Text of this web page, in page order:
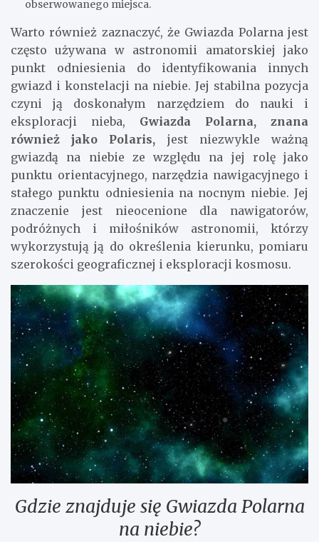
obserwowanego miejsca.
Warto również zaznaczyć, że Gwiazda Polarna jest
często używana w astronomii amatorskiej jako
punkt odniesienia do identyfikowania innych
gwiazd i konstelacji na niebie. Jej stabilna pozycja
czyni ją doskonałym narzędziem do nauki i
eksploracji nieba, Gwiazda Polarna, znana
również jako Polaris, jest niezwykle ważną
gwiazdą na niebie ze względu na jej rolę jako
punktu orientacyjnego, narzędzia nawigacyjnego i
stałego punktu odniesienia na nocnym niebie. Jej
znaczenie jest nieocenione dla nawigatorów,
podróżnych i miłośników astronomii, którzy
wykorzystują ją do określenia kierunku, pomiaru
szerokości geograficznej i eksploracji kosmosu.
Gdzie znajduje się Gwiazda Polarna
na niebie?